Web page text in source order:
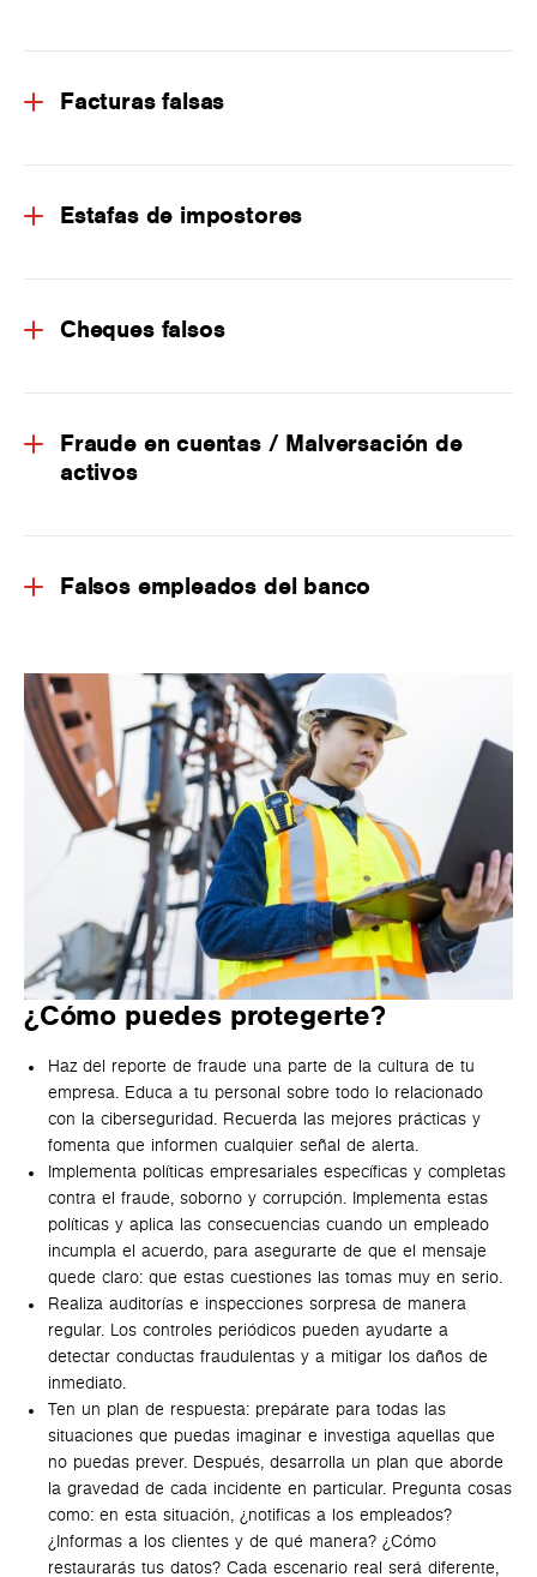
Facturas falsas
Estafas de impostores
Cheques falsos
Fraude en cuentas / Malversación de
activos
Falsos empleados del banco
¿Cómo puedes protegerte?
Haz del reporte de fraude una parte de la cultura de tu
empresa. Educa a tu personal sobre todo lo relacionado
con la ciberseguridad. Recuerda las mejores prácticas y
fomenta que informen cualquier señal de alerta.
Implementa políticas empresariales específicas y completas
contra el fraude, soborno y corrupción. Implementa estas
políticas y aplica las consecuencias cuando un empleado
incumpla el acuerdo, para asegurarte de que el mensaje
quede claro: que estas cuestiones las tomas muy en serio.
Realiza auditorías e inspecciones sorpresa de manera
regular. Los controles periódicos pueden ayudarte a
detectar conductas fraudulentas y a mitigar los daños de
inmediato.
Ten un plan de respuesta: prepárate para todas las
situaciones que puedas imaginar e investiga aquellas que
no puedas prever. Después, desarrolla un plan que aborde
la gravedad de cada incidente en particular. Pregunta cosas
como: en esta situación, ¿notificas a los empleados?
¿Informas a los clientes y de qué manera? ¿Cómo
restaurarás tus datos? Cada escenario real será diferente,